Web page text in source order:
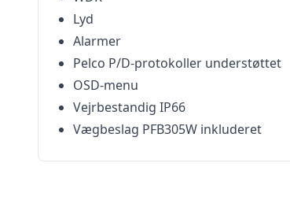
Lyd
Alarmer
Pelco P/D-protokoller understøttet
OSD-menu
Vejrbestandig IP66
Vægbeslag PFB305W inkluderet